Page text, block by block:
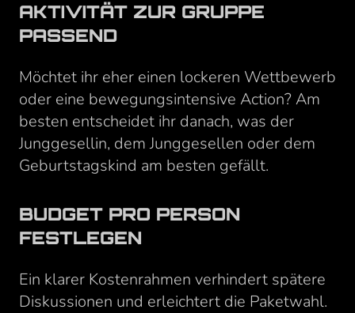
AKTIVITÄT ZUR GRUPPE
PASSEND
Möchtet ihr eher einen lockeren Wettbewerb
oder eine bewegungsintensive Action? Am
besten entscheidet ihr danach, was der
Junggesellin, dem Junggesellen oder dem
Geburtstagskind am besten gefällt.
BUDGET PRO PERSON
FESTLEGEN
Ein klarer Kostenrahmen verhindert spätere
Diskussionen und erleichtert die Paketwahl.